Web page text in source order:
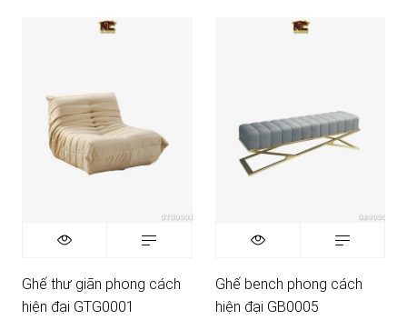
Ghế thư giãn phong cách
hiện đại GTG0001
Ghế bench phong cách
hiện đại GB0005